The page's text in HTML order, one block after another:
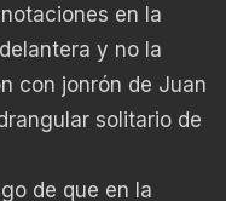
en la
y no la
con jonrón de Juan
solitario de
de que en la